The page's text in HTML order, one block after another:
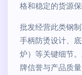
格和稳定的货源保
批发经营此类钢
手柄防烫设计、
炉）等关键细节
牌信誉与产品质